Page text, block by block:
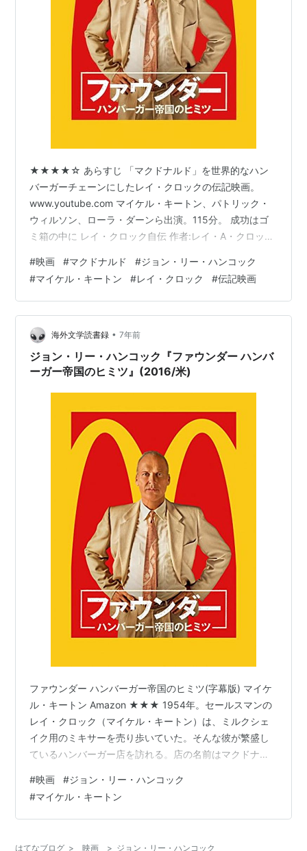
★★★★☆ あらすじ 「マクドナルド」を世界的なハン
バーガーチェーンにしたレイ・クロックの伝記映画。
www.youtube.com マイケル・キートン、パトリック・
ウィルソン、ローラ・ダーンら出演。115分。 成功はゴ
ミ箱の中に レイ・クロック自伝 作者:レイ・A・クロック,
巨大なマクドナルド帝国を築き上げたレイ・クロックの
物語だ。彼自身がハンバーガーショップを始めたわけで
はなく、繁盛していた人気店と契約を結んでフランチャ
イズ展開し、成功したというのは割と有名な話だ。これ
は、ビル・ゲイツがWindowsの元となったシステムを買
い取っ…
#映画 #マクドナルド #ジョン・リー・ハンコック
#マイケル・キートン #レイ・クロック #伝記映画
海外文学読書録 • 7年前
ジョン・リー・ハンコック『ファウンダー ハンバ
ーガー帝国のヒミツ』(2016/米)
ファウンダー ハンバーガー帝国のヒミツ(字幕版) マイケ
ル・キートン Amazon ★★★ 1954年。セールスマンの
レイ・クロック（マイケル・キートン）は、ミルクシェ
イク用のミキサーを売り歩いていた。そんな彼が繁盛し
ているハンバーガー店を訪れる。店の名前はマクドナル
ン・キャロル・リンチ）の兄弟が経営している店で、店
内は著しく効率化されていた。レイは兄弟とフランチャ
イズの契約を結び、事業拡大の仕事をする。 マクドナル
#映画 #ジョン・リー・ハンコック
#マイケル・キートン
はてなブログ > 映画 > ジョン・リー・ハンコック